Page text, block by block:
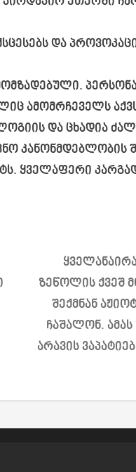
და
ამომრჩეველს
და ცხადია
კანონმდებლობის
ყველაფერი
ზეწოლის ქვეშ
შექმნან
ჩაშალონ.
არავის